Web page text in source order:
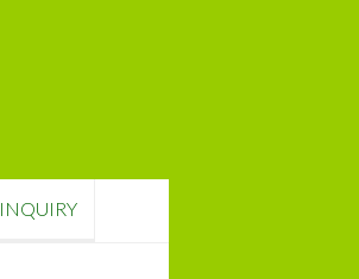
INQUIRY